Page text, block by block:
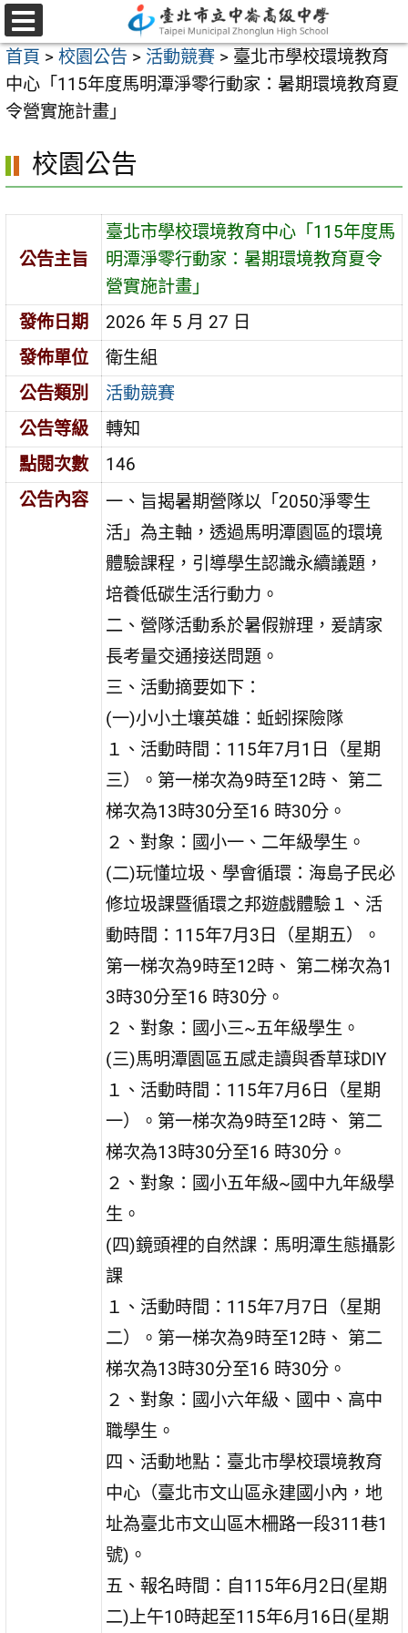
跳
至
主
要
內
區
選
單
首頁 > 校園公告 > 活動競賽 > 臺北市學校環境教育
中心「115年度馬明潭淨零行動家：暑期環境教育夏
令營實施計畫」
校園公告
公告主旨
臺北市學校環境教育中心「115年度馬
明潭淨零行動家：暑期環境教育夏令
營實施計畫」
發佈日期
2026 年 5 月 27 日
發佈單位
衛生組
公告類別
活動競賽
公告等級
轉知
點閱次數
146
公告內容
一、旨揭暑期營隊以「2050淨零生
活」為主軸，透過馬明潭園區的環境
體驗課程，引導學生認識永續議題，
培養低碳生活行動力。
二、營隊活動系於暑假辦理，爰請家
長考量交通接送問題。
三、活動摘要如下：
(一)小小土壤英雄：蚯蚓探險隊
１、活動時間：115年7月1日（星期
三）。第一梯次為9時至12時、 第二
梯次為13時30分至16 時30分。
２、對象：國小一、二年級學生。
(二)玩懂垃圾、學會循環：海島子民必
修垃圾課暨循環之邦遊戲體驗１、活
動時間：115年7月3日（星期五）。
第一梯次為9時至12時、 第二梯次為1
3時30分至16 時30分。
２、對象：國小三~五年級學生。
(三)馬明潭園區五感走讀與香草球DIY
１、活動時間：115年7月6日（星期
一）。第一梯次為9時至12時、 第二
梯次為13時30分至16 時30分。
２、對象：國小五年級~國中九年級學
生。
(四)鏡頭裡的自然課：馬明潭生態攝影
課
１、活動時間：115年7月7日（星期
二）。第一梯次為9時至12時、 第二
梯次為13時30分至16 時30分。
２、對象：國小六年級、國中、高中
職學生。
四、活動地點：臺北市學校環境教育
中心（臺北市文山區永建國小內，地
址為臺北市文山區木柵路一段311巷1
號)。
五、報名時間：自115年6月2日(星期
二)上午10時起至115年6月16日(星期